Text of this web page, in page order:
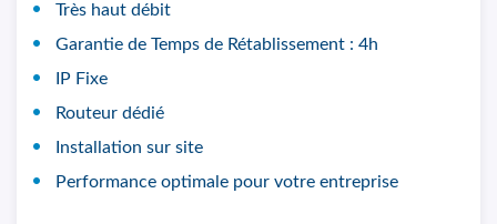
Très haut débit
Garantie de Temps de Rétablissement : 4h
IP Fixe
Routeur dédié
Installation sur site
Performance optimale pour votre entreprise